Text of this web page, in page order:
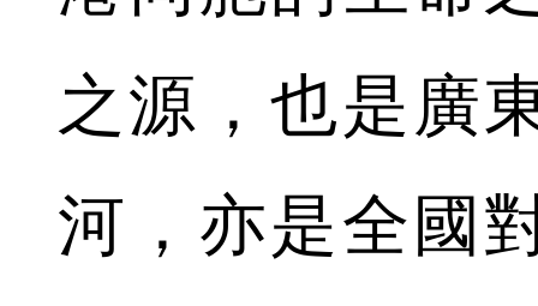
之源，也是廣
河，亦是全國